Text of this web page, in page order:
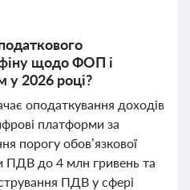
щодо ФОП і
2026 році?
оподаткування доходів
платформи за
порогу обов’язкової
ПДВ до 4 млн гривень та
ПДВ у сфері